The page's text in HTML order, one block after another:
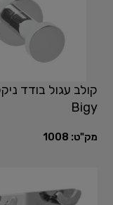
קולב עגול בודד
Bigy
מק"ט: 1008